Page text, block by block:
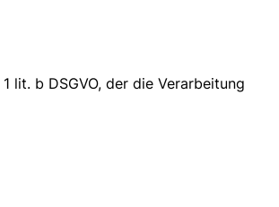
lit. b DSGVO, der die Verarbeitung